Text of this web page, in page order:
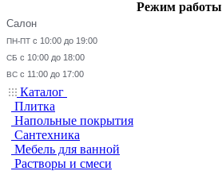
Режим работы
Салон
ПН-ПТ с 10:00 до 19:00
СБ с 10:00 до 18:00
ВС с 11:00 до 17:00
Каталог
Плитка
Напольные покрытия
Сантехника
Мебель для ванной
Растворы и смеси